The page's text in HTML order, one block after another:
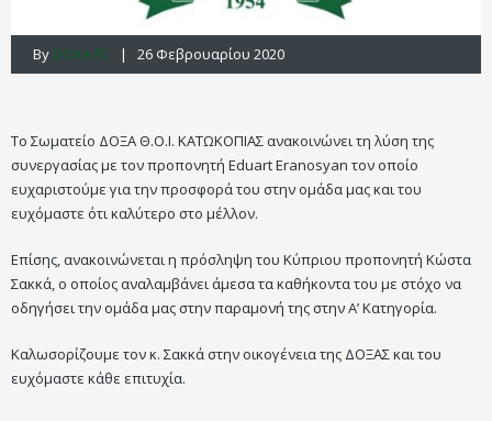
By DOXA FC | 26 Φεβρουαρίου 2020
Το Σωματείο ΔΟΞΑ Θ.Ο.Ι. ΚΑΤΩΚΟΠΙΑΣ ανακοινώνει τη λύση της
συνεργασίας με τον προπονητή Eduart Eranosyan τον οποίο
ευχαριστούμε για την προσφορά του στην ομάδα μας και του
ευχόμαστε ότι καλύτερο στο μέλλον.
Επίσης, ανακοινώνεται η πρόσληψη του Κύπριου προπονητή Κώστα
Σακκά, ο οποίος αναλαμβάνει άμεσα τα καθήκοντα του με στόχο να
οδηγήσει την ομάδα μας στην παραμονή της στην Α’ Κατηγορία.
Καλωσορίζουμε τον κ. Σακκά στην οικογένεια της ΔΟΞΑΣ και του
ευχόμαστε κάθε επιτυχία.